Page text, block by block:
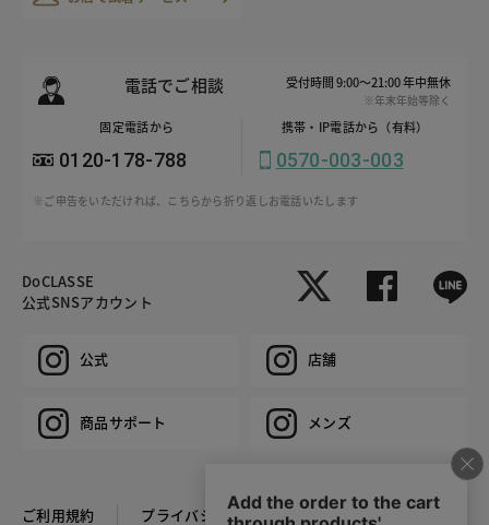
電話でご相談 受付時間 9:00～21:00 年中無休
※年末年始等除く
固定電話から
0120-178-788
携帯・IP電話から（有料）
0570-003-003
※ご申告をいただければ、こちらから折り返しお電話いたします
DoCLASSE
公式SNSアカウント
公式 店舗
商品サポート メンズ
ご利用規約 プライバシーポリシー